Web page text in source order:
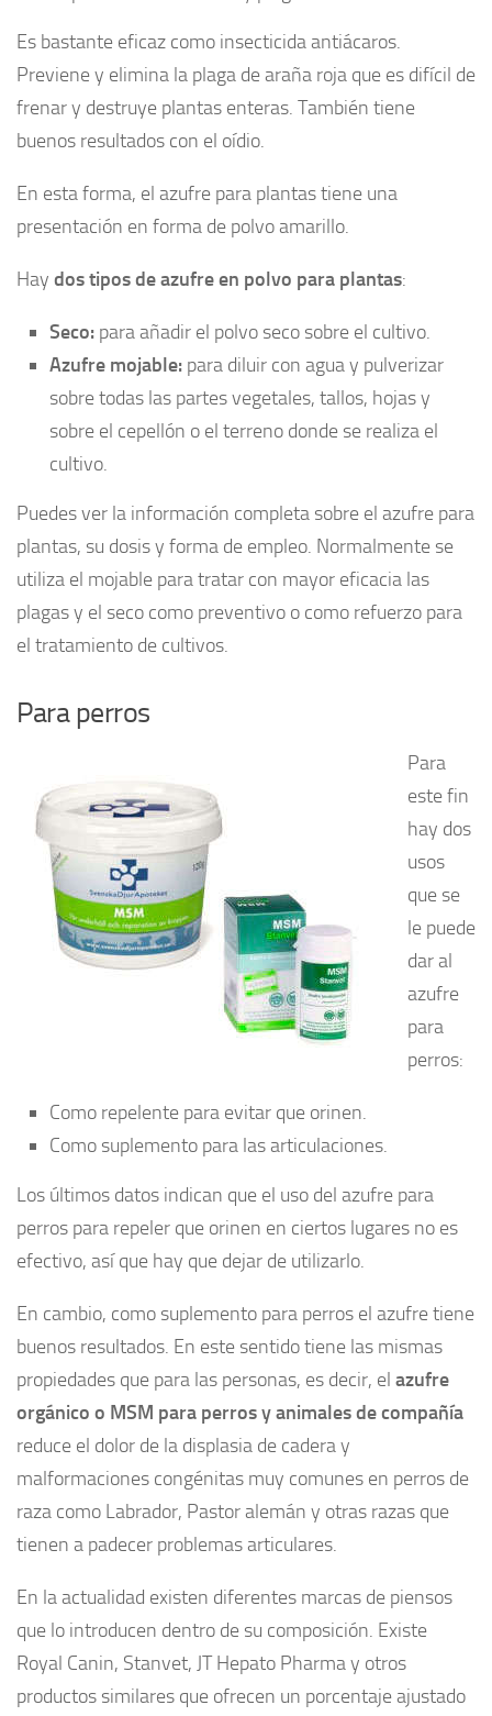
Es bastante eficaz como insecticida antiácaros.
Previene y elimina la plaga de araña roja que es difícil de
frenar y destruye plantas enteras. También tiene
buenos resultados con el oídio.
En esta forma, el azufre para plantas tiene una
presentación en forma de polvo amarillo.
Hay dos tipos de azufre en polvo para plantas:
Seco: para añadir el polvo seco sobre el cultivo.
Azufre mojable: para diluir con agua y pulverizar
sobre todas las partes vegetales, tallos, hojas y
sobre el cepellón o el terreno donde se realiza el
cultivo.
Puedes ver la información completa sobre el azufre para
plantas, su dosis y forma de empleo. Normalmente se
utiliza el mojable para tratar con mayor eficacia las
plagas y el seco como preventivo o como refuerzo para
el tratamiento de cultivos.
Para perros
Para
este fin
hay dos
usos
que se
le puede
dar al
azufre
para
perros:
Como repelente para evitar que orinen.
Como suplemento para las articulaciones.
Los últimos datos indican que el uso del azufre para
perros para repeler que orinen en ciertos lugares no es
efectivo, así que hay que dejar de utilizarlo.
En cambio, como suplemento para perros el azufre tiene
buenos resultados. En este sentido tiene las mismas
propiedades que para las personas, es decir, el azufre
orgánico o MSM para perros y animales de compañía
reduce el dolor de la displasia de cadera y
malformaciones congénitas muy comunes en perros de
raza como Labrador, Pastor alemán y otras razas que
tienen a padecer problemas articulares.
En la actualidad existen diferentes marcas de piensos
que lo introducen dentro de su composición. Existe
Royal Canin, Stanvet, JT Hepato Pharma y otros
productos similares que ofrecen un porcentaje ajustado